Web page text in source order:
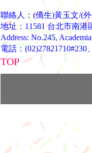
聯絡人：(僑生)黃玉文/(
地址：11581 台北市南港
Address: No.245,
電話：(02)27821710#230
TOP